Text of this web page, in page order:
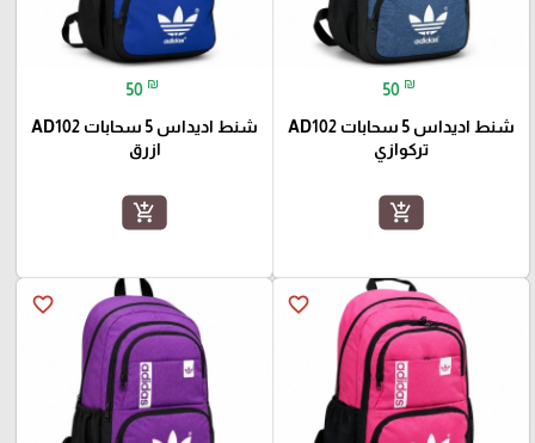
50 ₪
شنط اديداس 5 سحابات AD102
تركوازي
add_shopping_cart
50 ₪
شنط اديداس 5 سحابات AD102
ازرق
add_shopping_cart
favorite_border
favorite_border